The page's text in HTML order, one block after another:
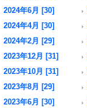
2024年6月 [30]
2024年4月 [30]
2024年2月 [29]
2023年12月 [31]
2023年10月 [31]
2023年8月 [29]
2023年6月 [30]